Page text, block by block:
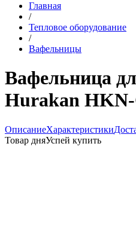
Главная
/
Тепловое оборудование
/
Вафельницы
Вафельница
Hurakan HKN-
ОписаниеХарактеристики
Товар дняУспей купить